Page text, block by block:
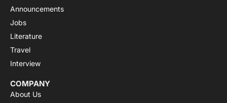
Announcements
Jobs
Literature
Travel
Interview
COMPANY
About Us